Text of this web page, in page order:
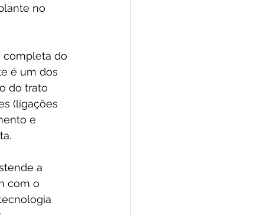
no
completa do
é um dos
do trato
(ligações
e
a
com o